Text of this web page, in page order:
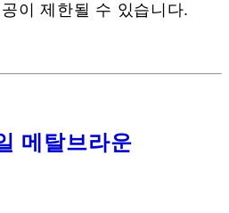
이 제한될 수 있습니다.
메탈브라운